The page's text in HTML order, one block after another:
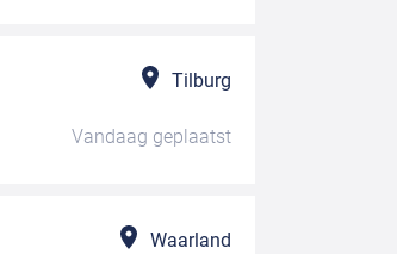
Tilburg
Vandaag geplaatst
Waarland